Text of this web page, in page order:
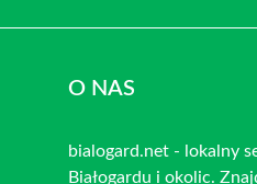
O NAS
bialogard.net - lokalny
Białogardu i okolic.